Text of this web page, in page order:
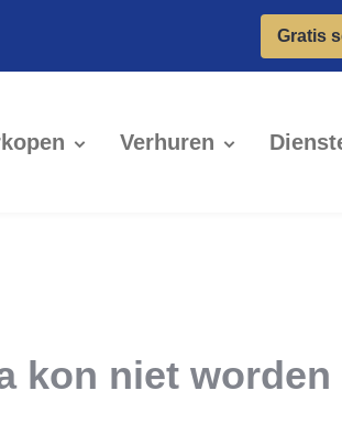
Gratis
Verhuren
kon niet